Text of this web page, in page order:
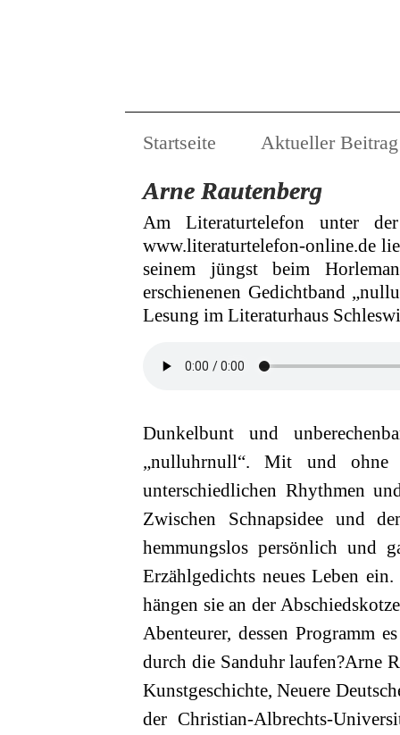
Startseite Aktueller Beitrag
Arne Rautenberg
Am Literaturtelefon unter
www.literaturtelefon-online.de
seinem jüngst beim
erschienenen Gedichtband
Lesung im Literaturhaus
Dunkelbunt und
„nulluhrnull“. Mit und ohne
unterschiedlichen Rhythmen
Zwischen Schnapsidee und
hemmungslos persönlich und
Erzählgedichts neues Leben
hängen sie an der
Abenteurer, dessen Programm
durch die Sanduhr laufen?Arne
Kunstgeschichte, Neuere
der Christian-Albrechts-